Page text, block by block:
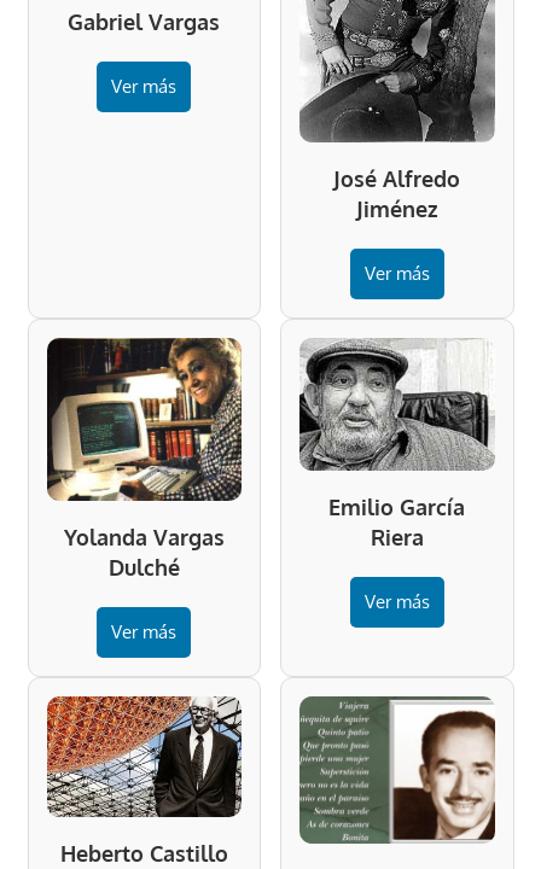
Gabriel Vargas
Ver más
José Alfredo
Jiménez
Ver más
Yolanda Vargas
Dulché
Ver más
Emilio García
Riera
Ver más
Heberto Castillo